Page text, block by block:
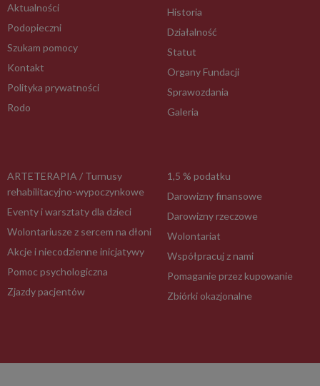
Aktualności
Podopieczni
Szukam pomocy
Kontakt
Polityka prywatności
Rodo
Historia
Działalność
Statut
Organy Fundacji
Sprawozdania
Galeria
ARTETERAPIA / Turnusy
rehabilitacyjno-wypoczynkowe
Eventy i warsztaty dla dzieci
Wolontariusze z sercem na dłoni
Akcje i niecodzienne inicjatywy
Pomoc psychologiczna
Zjazdy pacjentów
1,5 % podatku
Darowizny finansowe
Darowizny rzeczowe
Wolontariat
Współpracuj z nami
Pomaganie przez kupowanie
Zbiórki okazjonalne